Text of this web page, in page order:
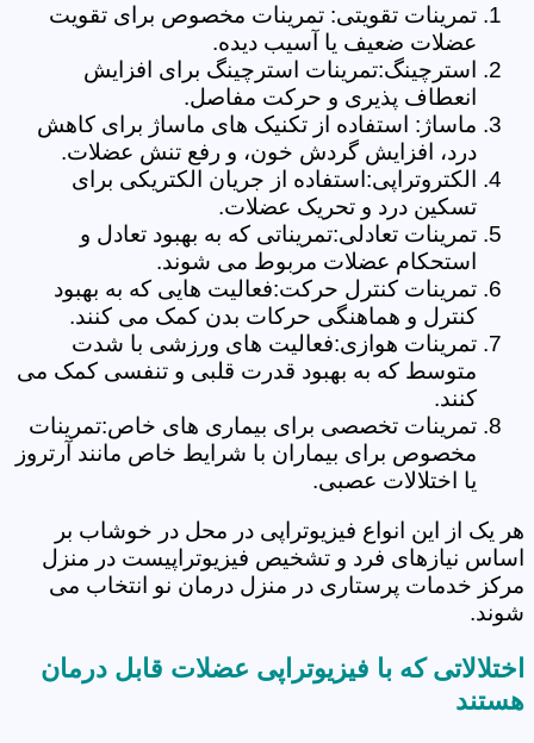
تمرینات تقویتی: تمرینات مخصوص برای تقویت
عضلات ضعیف یا آسیب دیده.
استرچینگ:تمرینات استرچینگ برای افزایش
انعطاف پذیری و حرکت مفاصل.
ماساژ: استفاده از تکنیک های ماساژ برای کاهش
درد، افزایش گردش خون، و رفع تنش عضلات.
الکتروتراپی:استفاده از جریان الکتریکی برای
تسکین درد و تحریک عضلات.
تمرینات تعادلی:تمریناتی که به بهبود تعادل و
استحکام عضلات مربوط می شوند.
تمرینات کنترل حرکت:فعالیت هایی که به بهبود
کنترل و هماهنگی حرکات بدن کمک می کنند.
تمرینات هوازی:فعالیت های ورزشی با شدت
متوسط که به بهبود قدرت قلبی و تنفسی کمک می
کنند.
تمرینات تخصصی برای بیماری های خاص:تمرینات
مخصوص برای بیماران با شرایط خاص مانند آرتروز
یا اختلالات عصبی.
هر یک از این انواع فیزیوتراپی در محل در خوشاب بر
اساس نیازهای فرد و تشخیص فیزیوتراپیست در منزل
مرکز خدمات پرستاری در منزل درمان نو انتخاب می
شوند.
اختلالاتی که با فیزیوتراپی عضلات قابل درمان
هستند